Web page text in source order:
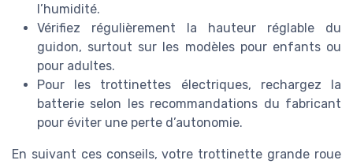
l’humidité.
Vérifiez régulièrement la hauteur réglable du
guidon, surtout sur les modèles pour enfants ou
pour adultes.
Pour les trottinettes électriques, rechargez la
batterie selon les recommandations du fabricant
pour éviter une perte d’autonomie.
En suivant ces conseils, votre trottinette grande roue